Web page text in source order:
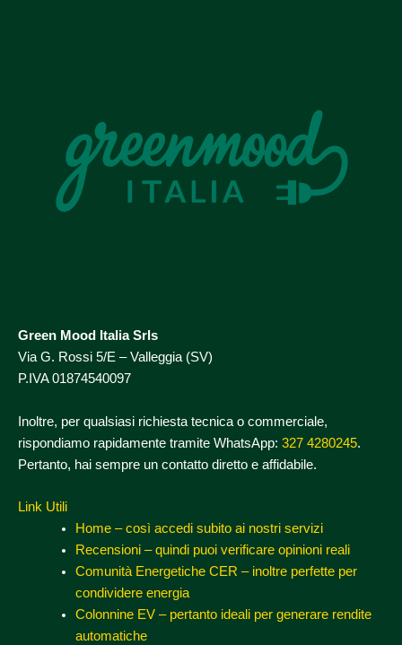
Green Mood Italia Srls
Via G. Rossi 5/E – Valleggia (SV)
P.IVA 01874540097
Inoltre, per qualsiasi richiesta tecnica o commerciale,
rispondiamo rapidamente tramite WhatsApp: 327 4280245.
Pertanto, hai sempre un contatto diretto e affidabile.
Link Utili
Home – così accedi subito ai nostri servizi
Recensioni – quindi puoi verificare opinioni reali
Comunità Energetiche CER – inoltre perfette per
condividere energia
Colonnine EV – pertanto ideali per generare rendite
automatiche